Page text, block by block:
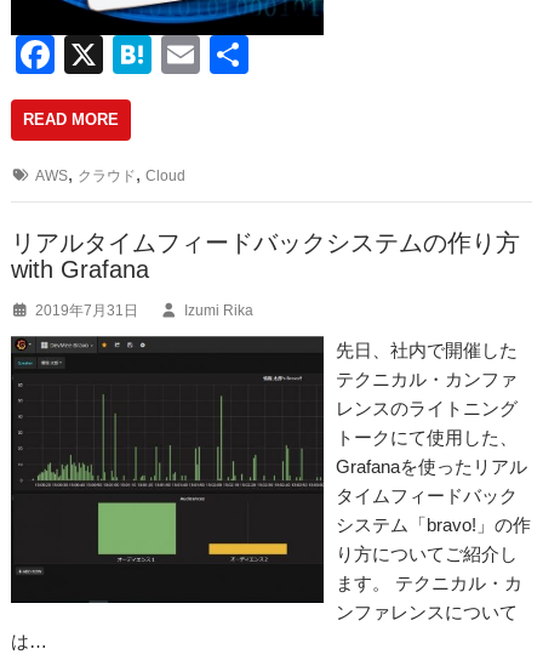
F
a
c
e
b
o
o
k
X
H
n
a
E
READ MORE
AWS, クラウド,Cloud
リアルタイムフィードバックシステムの作り方
with Grafana
2019年7月31日 Izumi Rika
先日、社内で開催した
テクニカル・カンファ
レンスのライトニング
トークにて使用した、
Grafanaを使ったリアル
タイムフィードバック
システム「bravo!」の作
り方についてご紹介し
ます。 テクニカル・カ
ンファレンスについて
は…